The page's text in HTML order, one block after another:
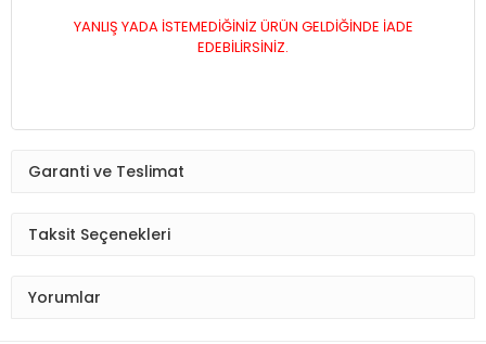
YANLIŞ YADA İSTEMEDİĞİNİZ ÜRÜN GELDİĞİNDE İADE
EDEBİLİRSİNİZ.
Garanti ve Teslimat
Taksit Seçenekleri
Yorumlar